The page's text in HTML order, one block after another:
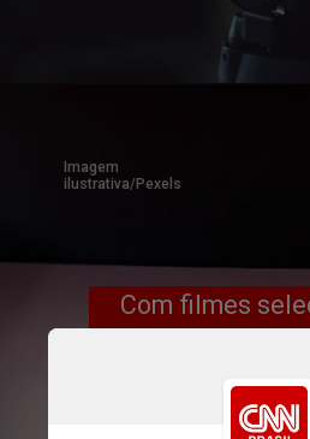
Com filmes
Críticos de
11 filmes
Imagem
ilustrativa/Pexels